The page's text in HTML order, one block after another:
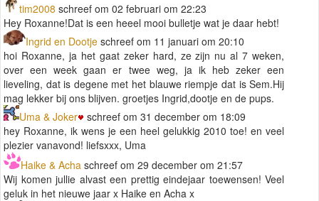
tim2008 schreef om 02 februari om 22:23
Hey Roxanne!Dat is een heeel mooi bulletje wat je daar hebt!
Ingrid en Dootje schreef om 11 januari om 20:10
hoi Roxanne, ja het gaat zeker hard, ze zijn nu al 7 weken,
over een week gaan er twee weg, ja ik heb zeker een
lieveling, dat is degene met het blauwe riempje dat is Sem.Hij
mag lekker bij ons blijven. groetjes Ingrid,dootje en de pups.
Uma & Joker
schreef om 31 december om 18:09
hey Roxanne, ik wens je een heel gelukkig 2010 toe! en veel
plezier vanavond! liefsxxx, Uma
Haike & Acha schreef om 29 december om 21:57
Wij komen jullie alvast een prettig eindejaar toewensen! Veel
geluk in het nieuwe jaar x Haike en Acha x